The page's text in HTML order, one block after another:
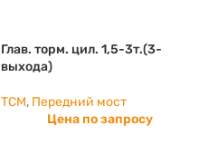
Глав. торм. цил. 1,5-3т.(3-
выхода)
TCM, Передний мост
Цена по запросу